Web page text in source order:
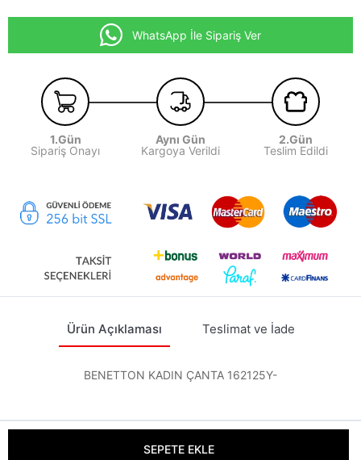
SEPETE EKLE
WhatsApp İle Sipariş Ver
1.Gün
Sipariş Onayı
Aynı Gün
Kargoya Verildi
2.Gün
Teslim Edildi
Ürün Açıklaması Teslimat ve İade
BENETTON KADIN ÇANTA 162125Y-